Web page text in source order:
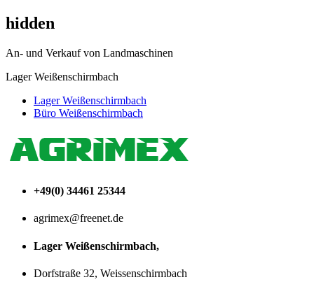
hidden
An- und Verkauf von Landmaschinen
Lager Weißenschirmbach
Lager Weißenschirmbach
Büro Weißenschirmbach
+49(0) 34461 25344
agrimex@freenet.de
Lager Weißenschirmbach,
Dorfstraße 32, Weissenschirmbach